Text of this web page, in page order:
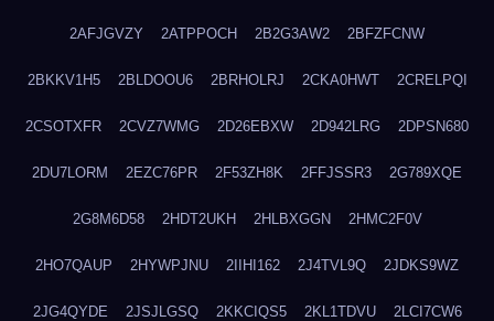
2AFJGVZY 2ATPPOCH 2B2G3AW2 2BFZFCNW
2BKKV1H5 2BLDOOU6 2BRHOLRJ 2CKA0HWT 2CRELPQI
2CSOTXFR 2CVZ7WMG 2D26EBXW 2D942LRG 2DPSN680
2DU7LORM 2EZC76PR 2F53ZH8K 2FFJSSR3 2G789XQE
2G8M6D58 2HDT2UKH 2HLBXGGN 2HMC2F0V
2HO7QAUP 2HYWPJNU 2IIHI162 2J4TVL9Q 2JDKS9WZ
2JG4QYDE 2JSJLGSQ 2KKCIQS5 2KL1TDVU 2LCI7CW6